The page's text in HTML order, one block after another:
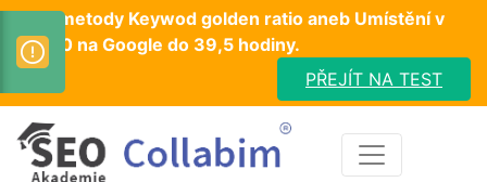
Test metody Keywod golden ratio aneb Umístění v
TOP10 na Google do 39,5 hodiny.
PŘEJÍT NA TEST